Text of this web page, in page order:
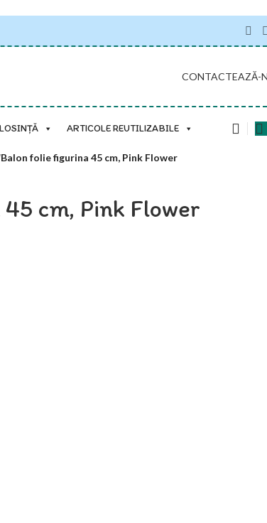
CONTACTEAZĂ-
ARTICOLE REUTILIZABILE
Balon folie figurina 45 cm, Pink Flower
cm, Pink Flower